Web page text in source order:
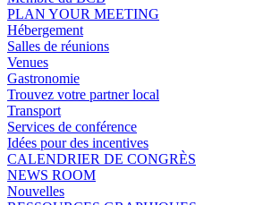
PLAN YOUR MEETING
Hébergement
Salles de réunions
Venues
Gastronomie
Trouvez votre partner local
Transport
Services de conférence
Idées pour des incentives
CALENDRIER DE CONGRÈS
NEWS ROOM
Nouvelles